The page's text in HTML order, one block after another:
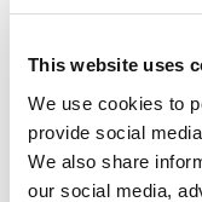
This website uses
We use cookies to
provide social
We also share
our social media,